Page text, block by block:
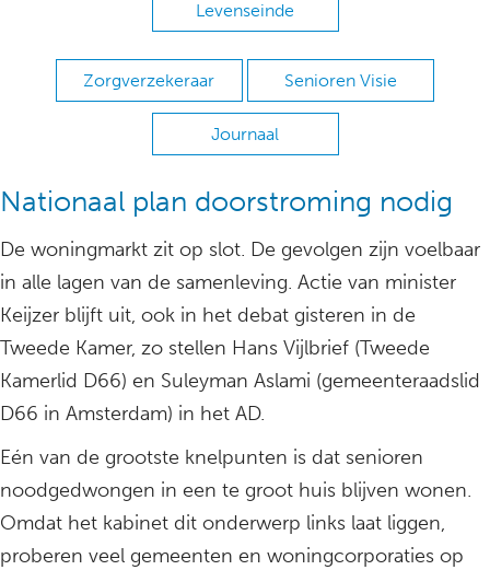
Levenseinde
Zorgverzekeraar Senioren Visie
Journaal
Nationaal plan doorstroming nodig
De woningmarkt zit op slot. De gevolgen zijn voelbaar
in alle lagen van de samenleving. Actie van minister
Keijzer blijft uit, ook in het debat gisteren in de
Tweede Kamer, zo stellen Hans Vijlbrief (Tweede
Kamerlid D66) en Suleyman Aslami (gemeenteraadslid
D66 in Amsterdam) in het AD.
Eén van de grootste knelpunten is dat senioren
noodgedwongen in een te groot huis blijven wonen.
Omdat het kabinet dit onderwerp links laat liggen,
proberen veel gemeenten en woningcorporaties op